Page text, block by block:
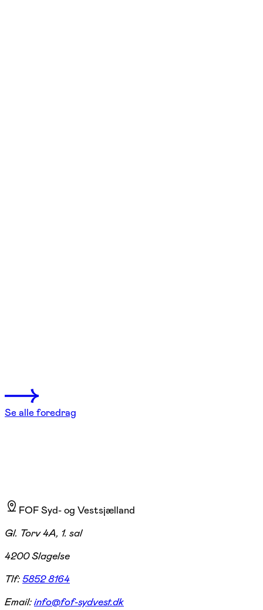
Se alle foredrag
FOF Syd- og Vestsjælland
Gl. Torv 4A, 1. sal
4200 Slagelse
Tlf:5852 8164
Email:info@fof-sydvest.dk